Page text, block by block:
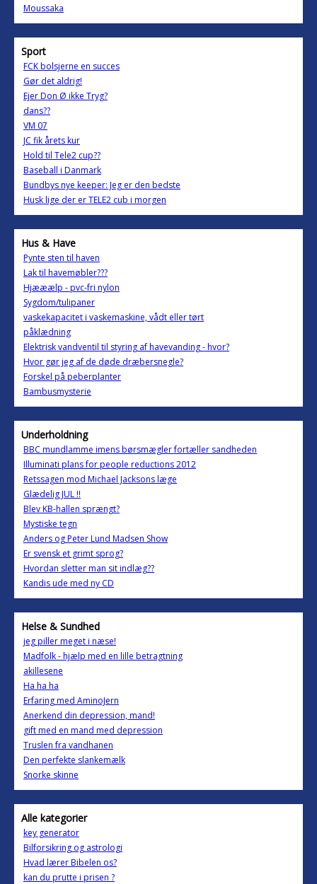
Moussaka
Sport
FCK bolsjerne en succes
Gør det aldrig!
Ejer Don Ø ikke Tryg?
dans??
VM 07
JC fik årets kur
Hold til Tele2 cup??
Baseball i Danmark
Bundbys nye keeper: Jeg er den bedste
Husk lige der er TELE2 cub i morgen
Hus & Have
Pynte sten til haven
Lak til havemøbler???
Hjææælp - pvc-fri nylon
Sygdom/tulipaner
vaskekapacitet i vaskemaskine, vådt eller tørt
påklædning
Elektrisk vandventil til styring af havevanding - hvor?
Hvor gør jeg af de døde dræbersnegle?
Forskel på peberplanter
Bambusmysterie
Underholdning
BBC mundlamme imens børsmægler fortæller sandheden
Illuminati plans for people reductions 2012
Retssagen mod Michael Jacksons læge
Glædelig JUL !!
Blev KB-hallen sprængt?
Mystiske tegn
Anders og Peter Lund Madsen Show
Er svensk et grimt sprog?
Hvordan sletter man sit indlæg??
Kandis ude med ny CD
Helse & Sundhed
jeg piller meget i næse!
Madfolk - hjælp med en lille betragtning
akillesene
Ha ha ha
Erfaring med AminoJern
Anerkend din depression, mand!
gift med en mand med depression
Truslen fra vandhanen
Den perfekte slankemælk
Snorke skinne
Alle kategorier
key generator
Bilforsikring og astrologi
Hvad lærer Bibelen os?
kan du prutte i prisen ?